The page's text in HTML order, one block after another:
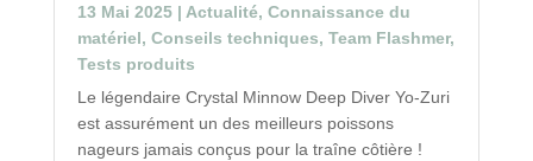
13 Mai 2025| Actualité, Connaissance du
matériel, Conseils techniques, Team Flashmer,
Tests produits
Le légendaire Crystal Minnow Deep Diver Yo-Zuri
est assurément un des meilleurs poissons
nageurs jamais conçus pour la traîne côtière !